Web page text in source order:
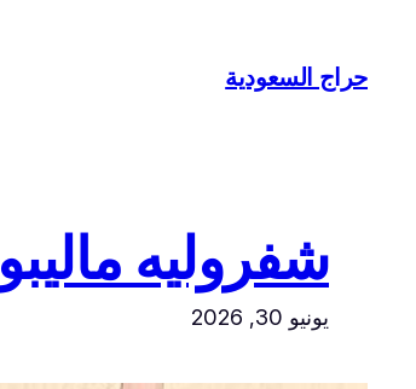
المحتوى
حراج السعودية
شفروليه ماليبو
يونيو 30, 2026